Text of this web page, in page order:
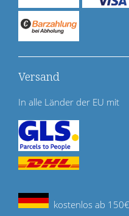
Versand
In alle Länder der EU mit
kostenlos ab 150€